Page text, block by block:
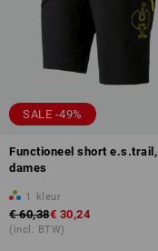
SALE -49%
Functioneel short e.s.trail,
dames
1 kleur
€ 60,38€ 30,24
(incl. BTW)